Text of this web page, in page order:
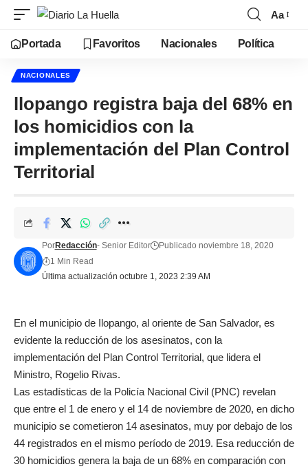
Aa
Portada Favoritos Nacionales Política
NACIONALES
llopango registra baja del 68% en
los homicidios con la
implementación del Plan Control
Territorial
Última actualización octubre 1, 2023 2:39 AM
PorRedacción- Senior Editor
Publicado noviembre 18, 2020
1 Min Read
En el municipio de Ilopango, al oriente de San Salvador, es
evidente la reducción de los asesinatos, con la
implementación del Plan Control Territorial, que lidera el
Ministro, Rogelio Rivas.
Las estadísticas de la Policía Nacional Civil (PNC) revelan
que entre el 1 de enero y el 14 de noviembre de 2020, en dicho
municipio se cometieron 14 asesinatos, muy por debajo de los
44 registrados en el mismo período de 2019. Esa reducción de
30 homicidios genera la baja de un 68% en comparación con